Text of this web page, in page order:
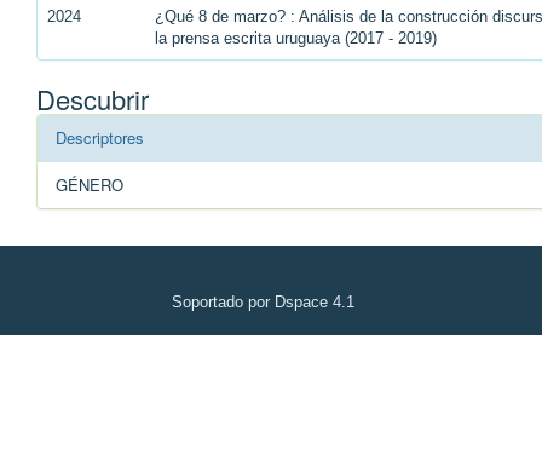
2024
¿Qué 8 de marzo? : Análisis de la construcción
la prensa escrita uruguaya (2017 - 2019)
Descubrir
Descriptores
GÉNERO
Soportado por Dspace 4.1